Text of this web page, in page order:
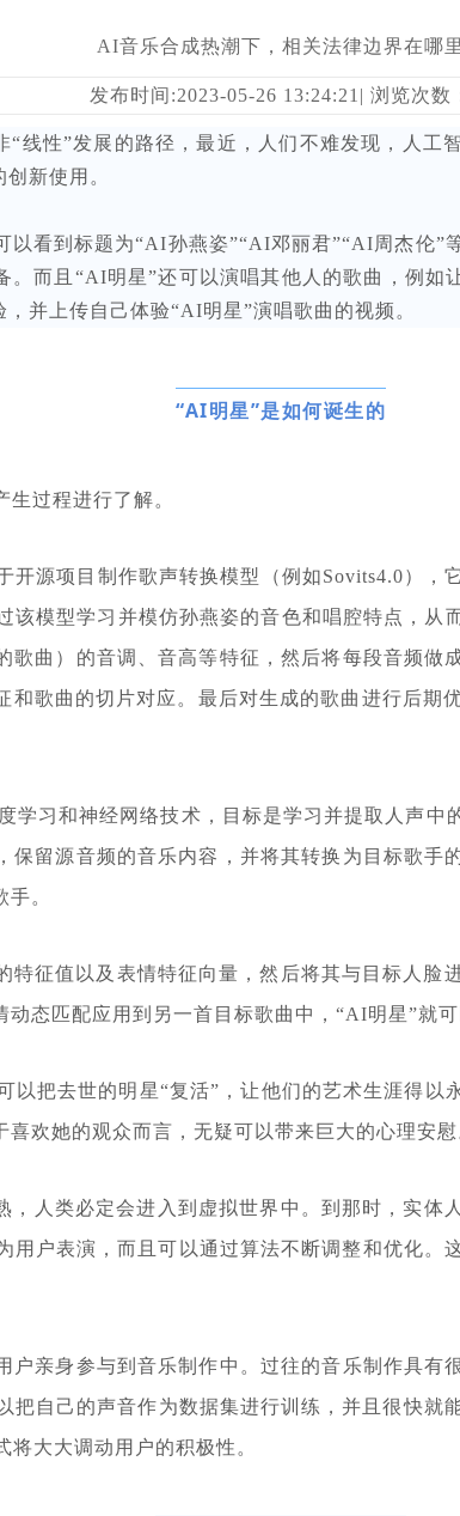
AI音乐合成热潮下，相关法律边界在哪里
发布时间:2023-05-26 13:24:21| 浏览次数
“线性”发展的路径，最近，人们不难发现，人
新使用。
看到标题为“AI孙燕姿”“AI邓丽君”“AI周杰伦”
而且“AI明星”还可以演唱其他人的歌曲，例如
并上传自己体验“AI明星”演唱歌曲的视频。
“AI明星”是如何诞生的
过程进行了解。
开源项目制作歌声转换模型（例如Sovits4.0）
该模型学习并模仿孙燕姿的音色和唱腔特点，
歌曲）的音调、音高等特征，然后将每段音频
和歌曲的切片对应。最后对生成的歌曲进行后
学习和神经网络技术，目标是学习并提取人声
保留源音频的音乐内容，并将其转换为目标歌
。
征值以及表情特征向量，然后将其与目标人脸
态匹配应用到另一首目标歌曲中，“AI明星”就可
把去世的明星“复活”，让他们的艺术生涯得
欢她的观众而言，无疑可以带来巨大的心理安慰
人类必定会进入到虚拟世界中。到那时，实体
用户表演，而且可以通过算法不断调整和优化。
亲身参与到音乐制作中。过往的音乐制作具有
自己的声音作为数据集进行训练，并且很快
大大调动用户的积极性。